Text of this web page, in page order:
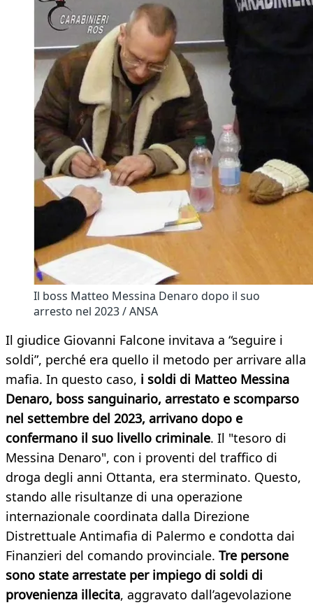
Il boss Matteo Messina Denaro dopo il suo
arresto nel 2023 / ANSA
Il giudice Giovanni Falcone invitava a “seguire i
soldi”, perché era quello il metodo per arrivare alla
mafia. In questo caso, i soldi di Matteo Messina
Denaro, boss sanguinario, arrestato e scomparso
nel settembre del 2023, arrivano dopo e
confermano il suo livello criminale. Il "tesoro di
Messina Denaro", con i proventi del traffico di
droga degli anni Ottanta, era sterminato. Questo,
stando alle risultanze di una operazione
internazionale coordinata dalla Direzione
Distrettuale Antimafia di Palermo e condotta dai
Finanzieri del comando provinciale. Tre persone
sono state arrestate per impiego di soldi di
provenienza illecita, aggravato dall’agevolazione